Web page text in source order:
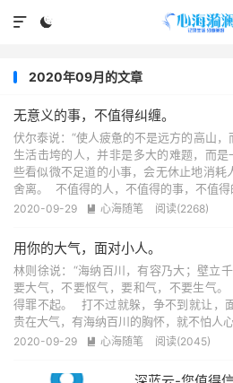


2020年09月的文章
无意义的事，不值得纠缠。
伏尔泰说：“使人疲惫的不是远方的高山
生活击垮的人，并非是多大的难题，而
些看似微不足道的小事，会无休止地消
舍离。 不值得的人，不值得的事，不值得
2020-09-29  心海随笔 阅读(2268)
用你的大气，面对小人。
林则徐说：“海纳百川，有容乃大；壁立
要大气，不要怄气，要和气，不要生气
得罪不起。 打不过就躲，争不到就让，
贵在大气，有海纳百川的胸怀，就不怕人
2020-09-29  心海随笔 阅读(2045)